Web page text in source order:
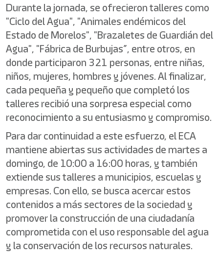
Durante la jornada, se ofrecieron talleres como
"Ciclo del Agua", "Animales endémicos del
Estado de Morelos", "Brazaletes de Guardián del
Agua", "Fábrica de Burbujas”, entre otros, en
donde participaron 321 personas, entre niñas,
niños, mujeres, hombres y jóvenes. Al finalizar,
cada pequeña y pequeño que completó los
talleres recibió una sorpresa especial como
reconocimiento a su entusiasmo y compromiso.
Para dar continuidad a este esfuerzo, el ECA
mantiene abiertas sus actividades de martes a
domingo, de 10:00 a 16:00 horas, y también
extiende sus talleres a municipios, escuelas y
empresas. Con ello, se busca acercar estos
contenidos a más sectores de la sociedad y
promover la construcción de una ciudadanía
comprometida con el uso responsable del agua
y la conservación de los recursos naturales.